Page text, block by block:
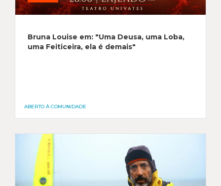
Bruna Louise em: "Uma Deusa, uma Loba,
uma Feiticeira, ela é demais"
ABERTO À COMUNIDADE